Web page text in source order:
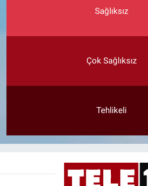
Sağlıksız
Çok Sağlıksız
Tehlikeli